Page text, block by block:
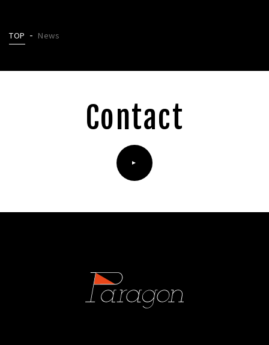
TOP News
Contact